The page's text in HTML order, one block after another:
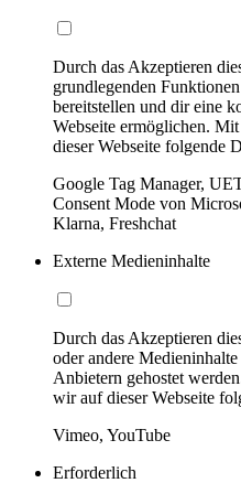
Durch das Akzeptieren
grundlegenden
bereitstellen und dir eine
Webseite ermöglichen.
dieser Webseite folgende
Google Tag Manager,
Consent Mode von
Klarna, Freshchat
Externe Medieninhalte
Durch das Akzeptieren
oder andere
Anbietern gehostet
wir auf dieser Webseite
Vimeo, YouTube
Erforderlich